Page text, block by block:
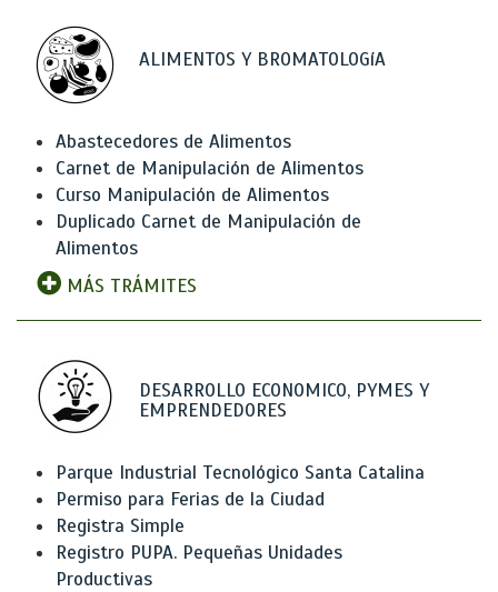
ALIMENTOS Y BROMATOLOGíA
Abastecedores de Alimentos
Carnet de Manipulación de Alimentos
Curso Manipulación de Alimentos
Duplicado Carnet de Manipulación de
Alimentos
MÁS TRÁMITES
DESARROLLO ECONOMICO, PYMES Y
EMPRENDEDORES
Parque Industrial Tecnológico Santa Catalina
Permiso para Ferias de la Ciudad
Registra Simple
Registro PUPA. Pequeñas Unidades
Productivas